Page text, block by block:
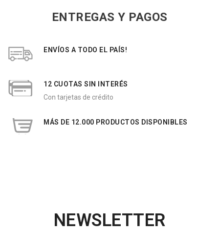
ENTREGAS Y PAGOS
ENVÍOS A TODO EL PAÍS!
12 CUOTAS SIN INTERÉS
Con tarjetas de crédito
MÁS DE 12.000 PRODUCTOS DISPONIBLES
NEWSLETTER